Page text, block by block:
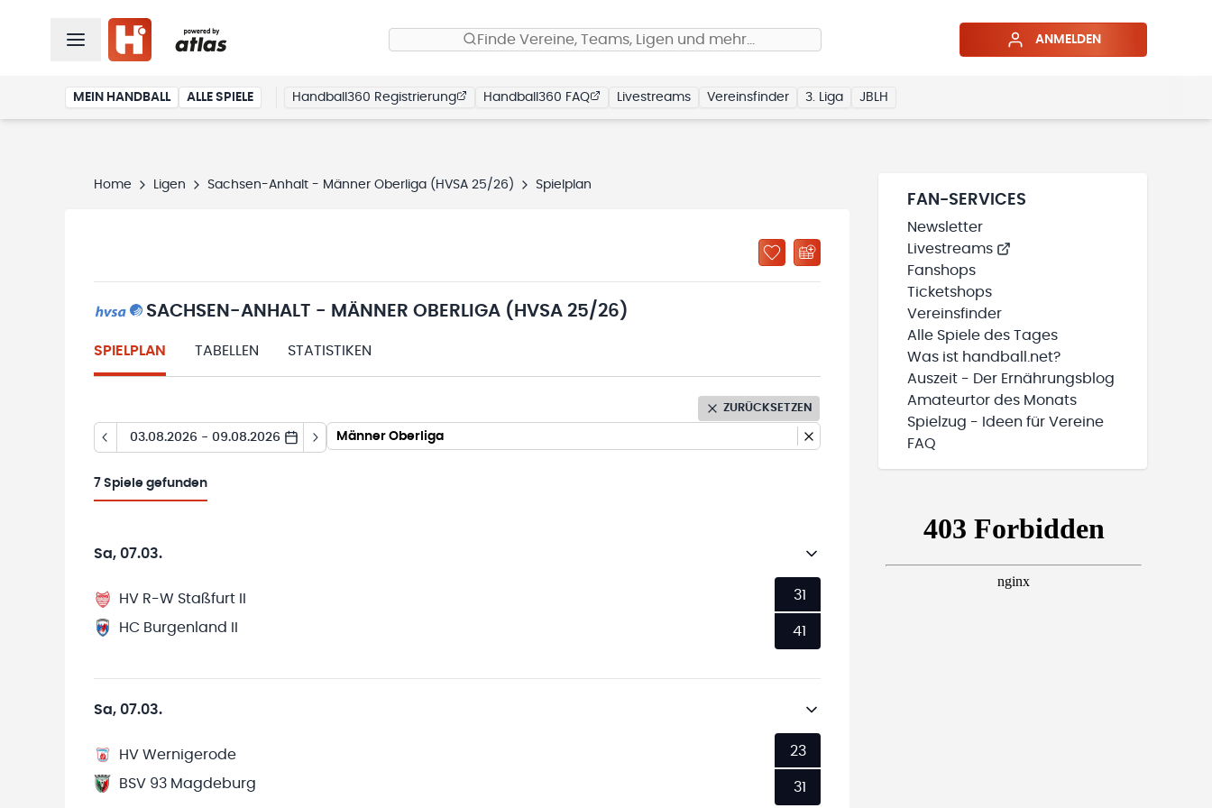
Finde Vereine, Teams, Ligen und mehr… ANMELDEN
MEIN HANDBALL ALLE SPIELE Handball360 Registrierung Handball360 FAQ Livestreams Vereinsfinder 3. Liga JBLH
Home Ligen Sachsen-Anhalt - Männer Oberliga (HVSA 25/26) Spielplan
SACHSEN-ANHALT - MÄNNER OBERLIGA (HVSA 25/26)
SPIELPLAN TABELLEN STATISTIKEN
ZURÜCKSETZEN
03.08.2026 - 09.08.2026 Männer Oberliga
7 Spiele gefunden
Sa, 07.03.
HV R-W Staßfurt II
HC Burgenland II
31
41
Sa, 07.03.
HV Wernigerode
BSV 93 Magdeburg
23
31
FAN-SERVICES
Newsletter
Livestreams
Fanshops
Ticketshops
Vereinsfinder
Alle Spiele des Tages
Was ist handball.net?
Auszeit - Der Ernährungsblog
Amateurtor des Monats
Spielzug - Ideen für Vereine
FAQ